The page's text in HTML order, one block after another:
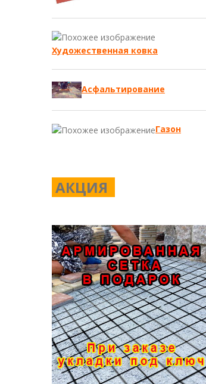
Художественная ковка
Асфальтирование
Газон
АКЦИЯ